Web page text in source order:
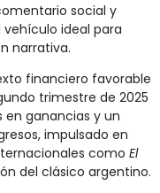
social y
ideal para
narrativa.
financiero favorable
trimestre de 2025
en ganancias y un
impulsado en
como El
del clásico argentino.